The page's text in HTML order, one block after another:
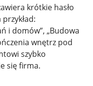
krótkie hasło
i domów”, „Budowa
wnętrz pod
szybko
się firma.